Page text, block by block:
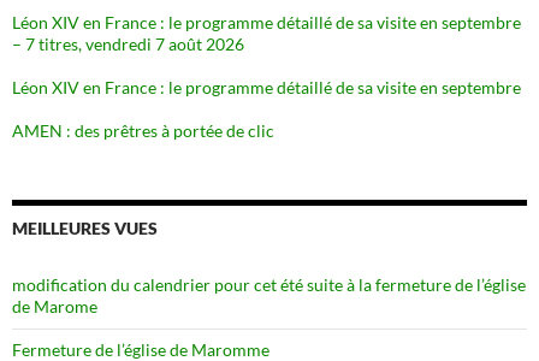
Léon XIV en France : le programme détaillé de sa visite en septembre
– 7 titres, vendredi 7 août 2026
Léon XIV en France : le programme détaillé de sa visite en septembre
AMEN : des prêtres à portée de clic
MEILLEURES VUES
modification du calendrier pour cet été suite à la fermeture de l’église
de Marome
Fermeture de l’église de Maromme